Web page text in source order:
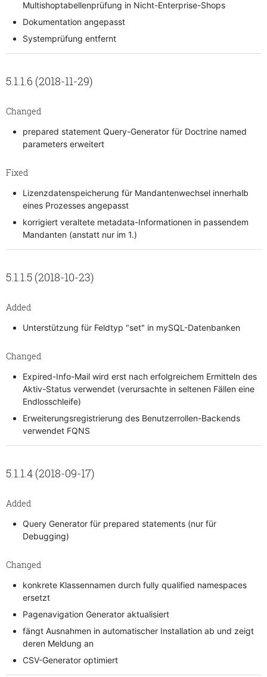
Multishoptabellenprüfung in Nicht-Enterprise-Shops
Dokumentation angepasst
Systemprüfung entfernt
5.1.1.6 (2018-11-29)
Changed
prepared statement Query-Generator für Doctrine named
parameters erweitert
Fixed
Lizenzdatenspeicherung für Mandantenwechsel innerhalb
eines Prozesses angepasst
korrigiert veraltete metadata-Informationen in passendem
Mandanten (anstatt nur im 1.)
5.1.1.5 (2018-10-23)
Added
Unterstützung für Feldtyp "set" in mySQL-Datenbanken
Changed
Expired-Info-Mail wird erst nach erfolgreichem Ermitteln des
Aktiv-Status verwendet (verursachte in seltenen Fällen eine
Endlosschleife)
Erweiterungsregistrierung des Benutzerrollen-Backends
verwendet FQNS
5.1.1.4 (2018-09-17)
Added
Query Generator für prepared statements (nur für
Debugging)
Changed
konkrete Klassennamen durch fully qualified namespaces
ersetzt
Pagenavigation Generator aktualisiert
fängt Ausnahmen in automatischer Installation ab und zeigt
deren Meldung an
CSV-Generator optimiert